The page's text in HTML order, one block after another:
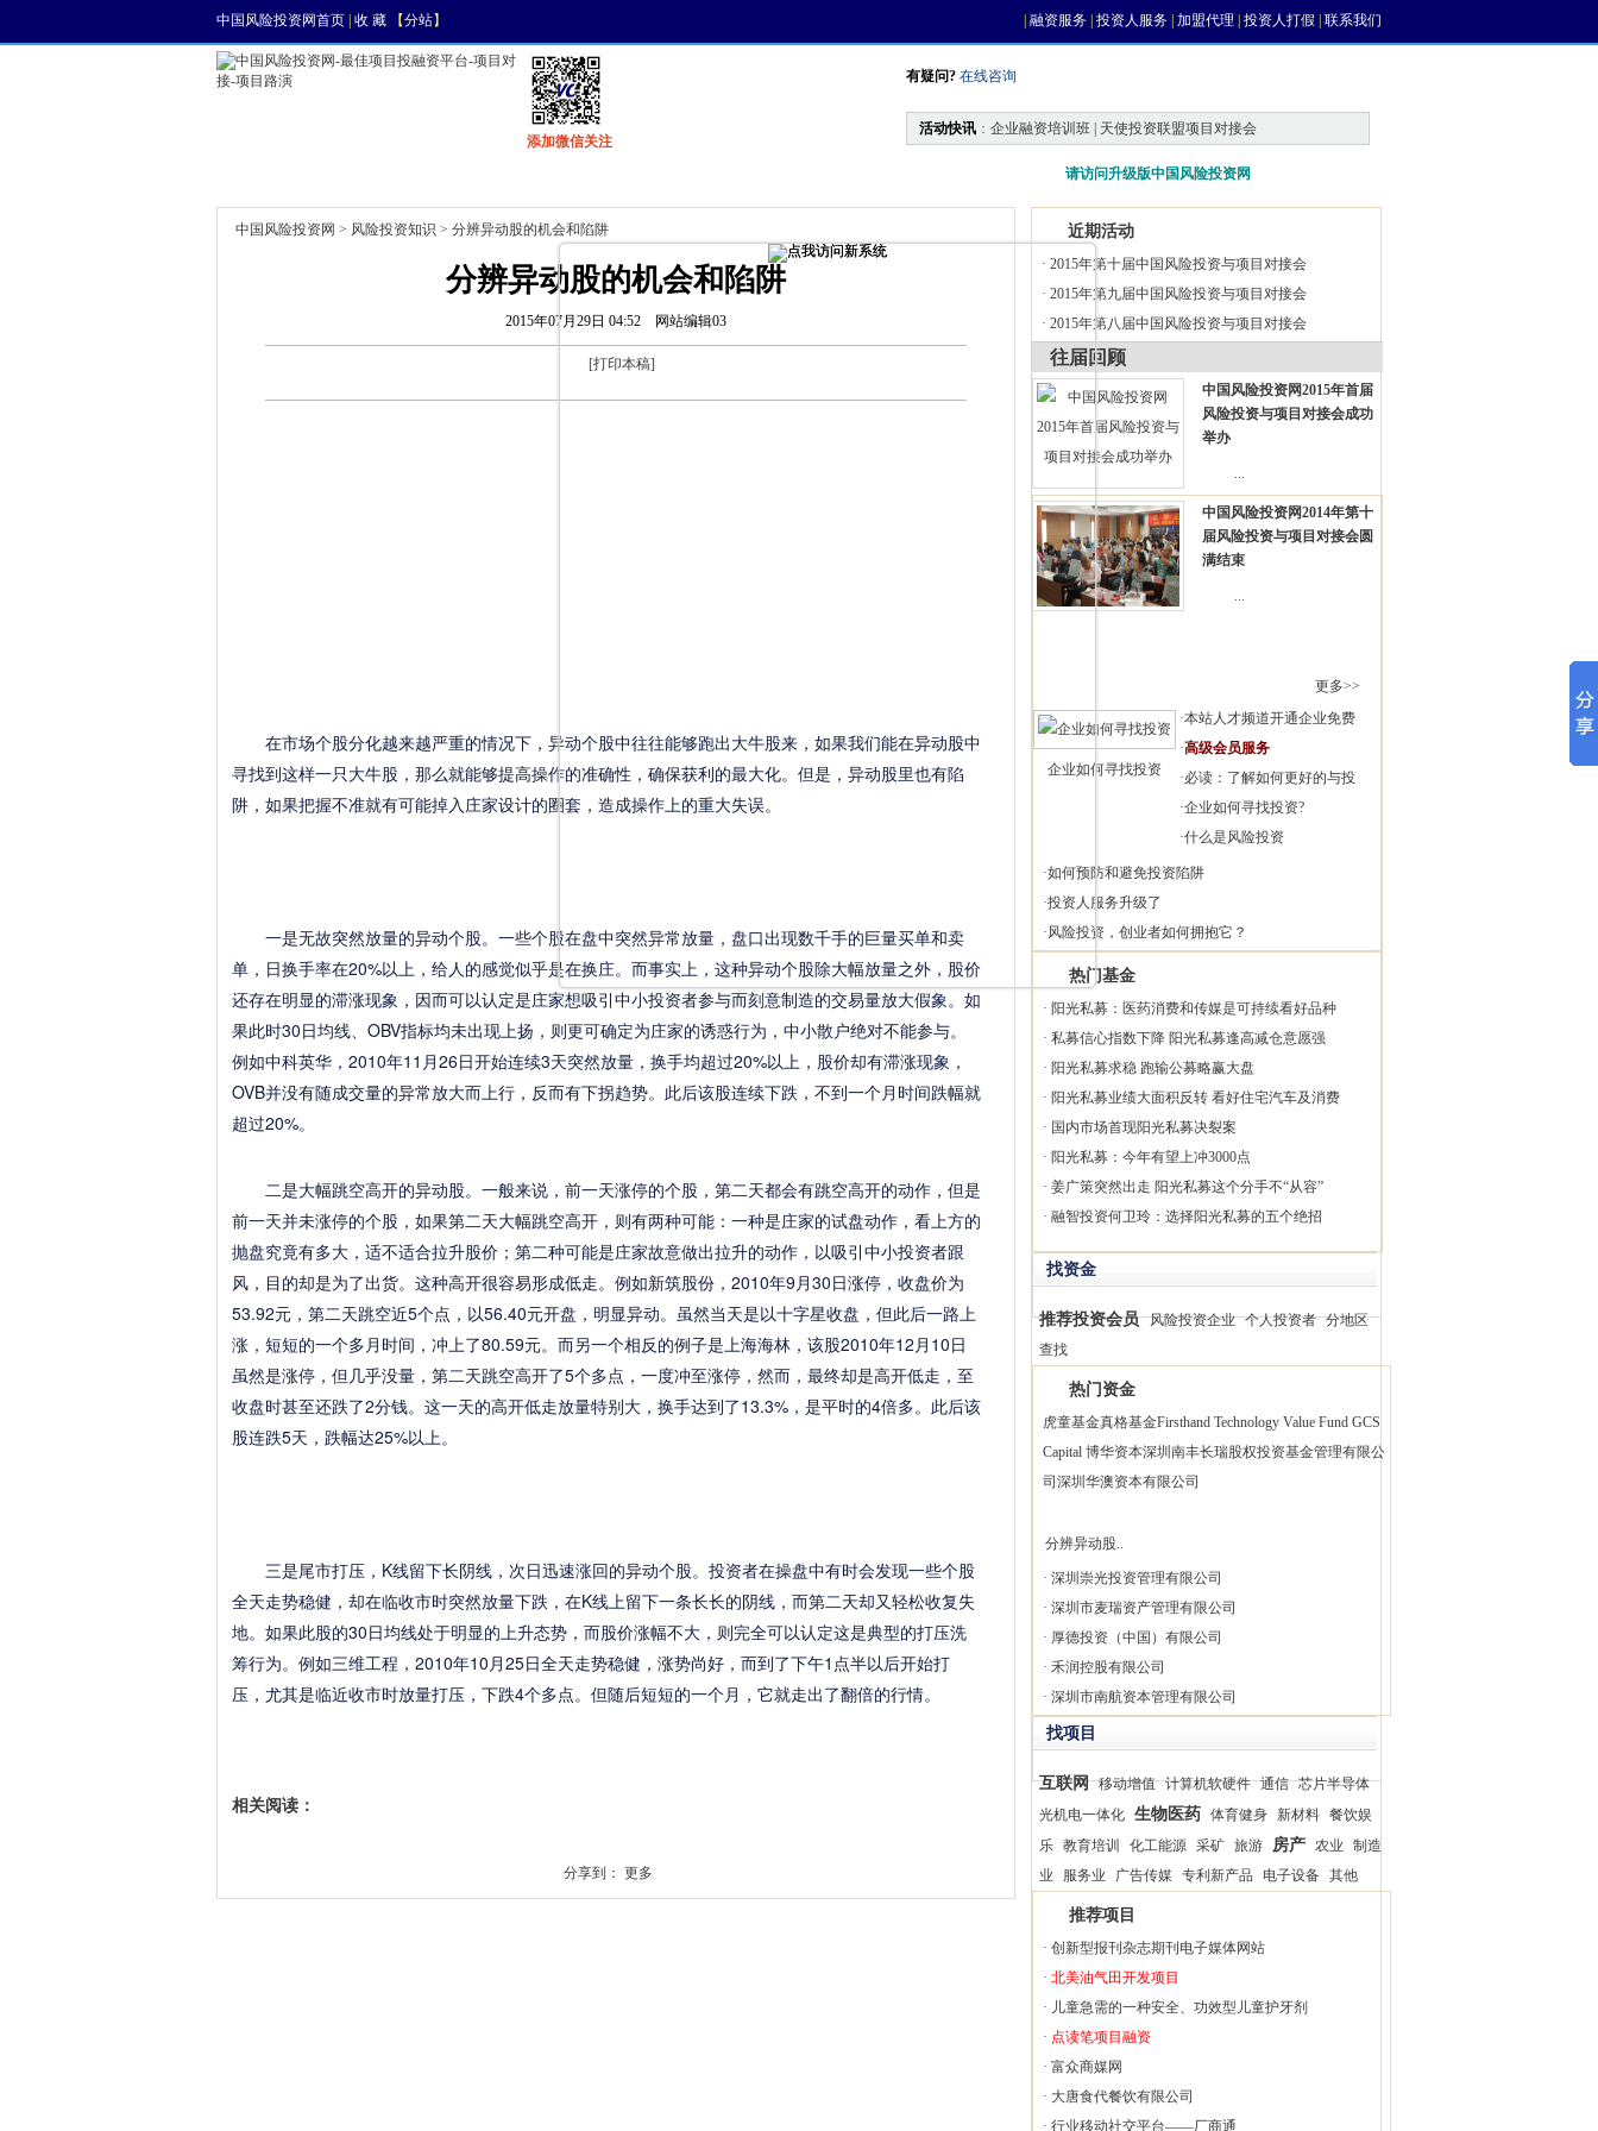
中国风险投资网首页 收 藏 【分站】 融资服务 投资人服务 加盟代理 投资人打假 联系我们
添加微信关注
有疑问? 在线咨询
活动快讯 ： 企业融资培训班 | 天使投资联盟项目对接会
请访问升级版中国风险投资网
中国风险投资网 > 风险投资知识 > 分辨异动股的机会和陷阱
分辨异动股的机会和陷阱
2015年07月29日 04:52 网站编辑03
[打印本稿]
在市场个股分化越来越严重的情况下，异动个股中往往能够跑出大牛股来，如果我们能在异动股中
寻找到这样一只大牛股，那么就能够提高操作的准确性，确保获利的最大化。但是，异动股里也有陷
阱，如果把握不准就有可能掉入庄家设计的圈套，造成操作上的重大失误。
一是无故突然放量的异动个股。一些个股在盘中突然异常放量，盘口出现数千手的巨量买单和卖
单，日换手率在20%以上，给人的感觉似乎是在换庄。而事实上，这种异动个股除大幅放量之外，股价
还存在明显的滞涨现象，因而可以认定是庄家想吸引中小投资者参与而刻意制造的交易量放大假象。如
果此时30日均线、OBV指标均未出现上扬，则更可确定为庄家的诱惑行为，中小散户绝对不能参与。
例如中科英华，2010年11月26日开始连续3天突然放量，换手均超过20%以上，股价却有滞涨现象，
OVB并没有随成交量的异常放大而上行，反而有下拐趋势。此后该股连续下跌，不到一个月时间跌幅就
超过20%。
二是大幅跳空高开的异动股。一般来说，前一天涨停的个股，第二天都会有跳空高开的动作，但是
前一天并未涨停的个股，如果第二天大幅跳空高开，则有两种可能：一种是庄家的试盘动作，看上方的
抛盘究竟有多大，适不适合拉升股价；第二种可能是庄家故意做出拉升的动作，以吸引中小投资者跟
风，目的却是为了出货。这种高开很容易形成低走。例如新筑股份，2010年9月30日涨停，收盘价为
53.92元，第二天跳空近5个点，以56.40元开盘，明显异动。虽然当天是以十字星收盘，但此后一路上
涨，短短的一个多月时间，冲上了80.59元。而另一个相反的例子是上海海林，该股2010年12月10日
虽然是涨停，但几乎没量，第二天跳空高开了5个多点，一度冲至涨停，然而，最终却是高开低走，至
收盘时甚至还跌了2分钱。这一天的高开低走放量特别大，换手达到了13.3%，是平时的4倍多。此后该
股连跌5天，跌幅达25%以上。
三是尾市打压，K线留下长阴线，次日迅速涨回的异动个股。投资者在操盘中有时会发现一些个股
全天走势稳健，却在临收市时突然放量下跌，在K线上留下一条长长的阴线，而第二天却又轻松收复失
地。如果此股的30日均线处于明显的上升态势，而股价涨幅不大，则完全可以认定这是典型的打压洗
筹行为。例如三维工程，2010年10月25日全天走势稳健，涨势尚好，而到了下午1点半以后开始打
压，尤其是临近收市时放量打压，下跌4个多点。但随后短短的一个月，它就走出了翻倍的行情。
相关阅读：
分享到： 更多
近期活动
· 2015年第十届中国风险投资与项目对接会
· 2015年第九届中国风险投资与项目对接会
· 2015年第八届中国风险投资与项目对接会
往届回顾
中国风险投资网2015年首届
风险投资与项目对接会成功
举办
...
中国风险投资网2014年第十
届风险投资与项目对接会圆
满结束
...
更多>>
企业如何寻找投资
·本站人才频道开通企业免费
·高级会员服务
·必读：了解如何更好的与投
·企业如何寻找投资?
·什么是风险投资
·如何预防和避免投资陷阱
·投资人服务升级了
·风险投资，创业者如何拥抱它？
热门基金
· 阳光私募：医药消费和传媒是可持续看好品种
· 私募信心指数下降 阳光私募逢高减仓意愿强
· 阳光私募求稳 跑输公募略赢大盘
· 阳光私募业绩大面积反转 看好住宅汽车及消费
· 国内市场首现阳光私募决裂案
· 阳光私募：今年有望上冲3000点
· 姜广策突然出走 阳光私募这个分手不“从容”
· 融智投资何卫玲：选择阳光私募的五个绝招
找资金
推荐投资会员 风险投资企业 个人投资者 分地区
查找
热门资金
虎童基金真格基金Firsthand Technology Value Fund GCS
Capital 博华资本深圳南丰长瑞股权投资基金管理有限公
司 深圳华澳资本有限公司
分辨异动股..
· 深圳崇光投资管理有限公司
· 深圳市麦瑞资产管理有限公司
· 厚德投资（中国）有限公司
· 禾润控股有限公司
· 深圳市南航资本管理有限公司
找项目
互联网 移动增值 计算机软硬件 通信 芯片半导体
光机电一体化 生物医药 体育健身 新材料 餐饮娱
乐 教育培训 化工能源 采矿 旅游 房产 农业
制造
业
服务业 广告传媒 专利新产品 电子设备 其他
推荐项目
· 创新型报刊杂志期刊电子媒体网站
· 北美油气田开发项目
· 儿童急需的一种安全、功效型儿童护牙剂
· 点读笔项目融资
· 富众商媒网
· 大唐食代餐饮有限公司
· 行业移动社交平台——厂商通